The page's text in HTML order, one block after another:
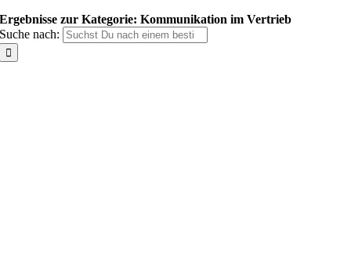
Ergebnisse zur Kategorie: Kommunikation im Vertrieb
Suche nach: